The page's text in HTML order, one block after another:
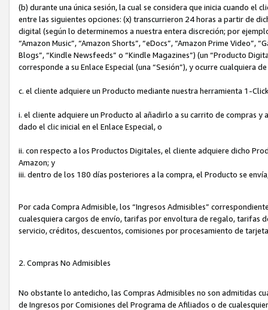
(b) durante una única sesión, la cual se considera que inicia cuando el
entre las siguientes opciones: (x) transcurrieron 24 horas a partir de
digital (según lo determinemos a nuestra entera discreción; por
“Amazon Music”, “Amazon Shorts”, “eDocs”, “Amazon Prime Video”,
Blogs”, “Kindle Newsfeeds” o “Kindle Magazines”) (un “Producto
corresponde a su Enlace Especial (una “Sesión”), y ocurre cualquiera
c. el cliente adquiere un Producto mediante nuestra herramienta 1-
i. el cliente adquiere un Producto al añadirlo a su carrito de compras
dado el clic inicial en el Enlace Especial, o
ii. con respecto a los Productos Digitales, el cliente adquiere dicho
Amazon; y
iii. dentro de los 180 días posteriores a la compra, el Producto se
Por cada Compra Admisible, los “Ingresos Admisibles”
cualesquiera cargos de envío, tarifas por envoltura de regalo, tarifas
servicio, créditos, descuentos, comisiones por procesamiento de
2. Compras No Admisibles
No obstante lo antedicho, las Compras Admisibles no son admitidas
de Ingresos por Comisiones del Programa de Afiliados o de